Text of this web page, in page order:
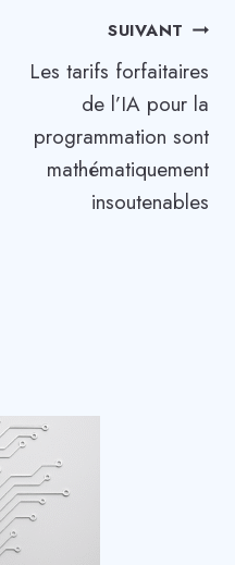
SUIVANT
Les tarifs forfaitaires
de l’IA pour la
programmation sont
mathématiquement
insoutenables